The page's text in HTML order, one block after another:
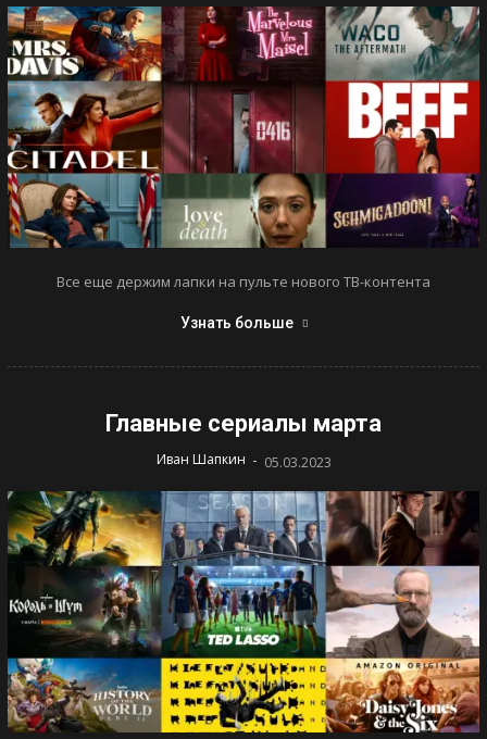
Все еще держим лапки на пульте нового ТВ-контента
Узнать больше
Главные сериалы марта
Иван Шапкин - 05.03.2023